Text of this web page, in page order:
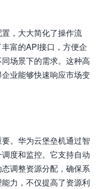
，大大简化了操作流
富的API接口，方便企
场景下的需求。这种高
业能够快速响应市场变
。华为云堡垒机通过智
度和监控。它支持自动
调整资源分配，确保系
力，不仅提高了资源利